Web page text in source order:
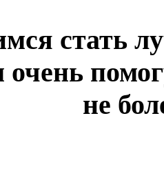
стать
очень
не